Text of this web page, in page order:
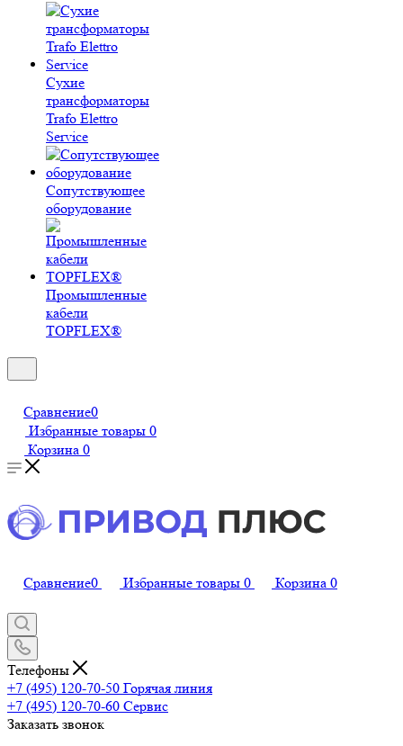
Сухие
трансформаторы
Trafo Elettro
Service
Сопутствующее
оборудование
Промышленные
кабели
TOPFLEX®
Сравнение0
Избранные товары 0
Корзина 0
Сравнение0 Избранные товары 0 Корзина 0
Телефоны
+7 (495) 120-70-50 Горячая линия
+7 (495) 120-70-60 Сервис
Заказать звонок